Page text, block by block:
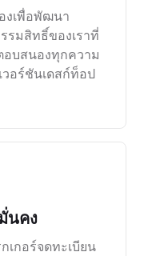
งเพื่อพัฒนา
รมสิทธิ์ของเราที่
อบสนองทุกความ
วอร์ชันเดสก์ท็อป
นคง
เกอร์จดทะเบียน